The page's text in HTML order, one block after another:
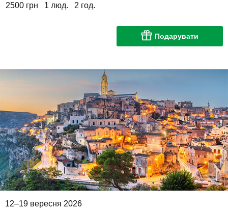
2500 грн 1 люд. 2 год.
Подарувати
12–19 вересня 2026